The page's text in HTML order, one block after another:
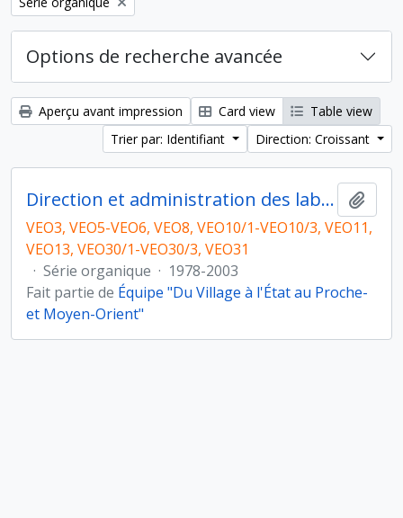
Options de recherche avancée
Aperçu avant impression Card view
Table view
Trier par: Identifiant
Direction: Croissant
Direction et administration des laboratoires puis de l'équipe
VEO3, VEO5-VEO6, VEO8, VEO10/1-VEO10/3, VEO11,
VEO13, VEO30/1-VEO30/3, VEO31
· Série organique · 1978-2003
Fait partie de Équipe "Du Village à l'État au Proche-
et Moyen-Orient"